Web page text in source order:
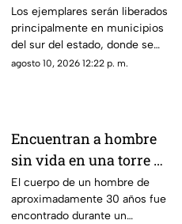
Chihuahua para frenar
avance del gusano
barrenador
Los ejemplares serán liberados
principalmente en municipios
del sur del estado, donde se
busca contener la expansión
agosto 10, 2026 12:22 p. m.
Encuentran a hombre
sin vida en una torre de
alta tensión en la
colonia Sierra Azul
El cuerpo de un hombre de
aproximadamente 30 años fue
encontrado durante un